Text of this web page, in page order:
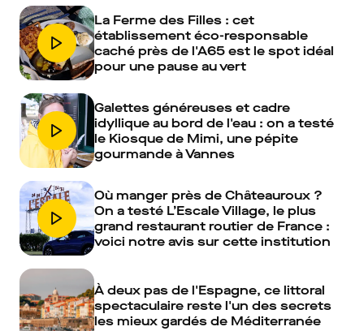
La Ferme des Filles : cet
établissement éco-responsable
caché près de l'A65 est le spot idéal
pour une pause au vert
Galettes généreuses et cadre
idyllique au bord de l'eau : on a testé
le Kiosque de Mimi, une pépite
gourmande à Vannes
Où manger près de Châteauroux ?
On a testé L’Escale Village, le plus
grand restaurant routier de France :
voici notre avis sur cette institution
À deux pas de l'Espagne, ce littoral
spectaculaire reste l'un des secrets
les mieux gardés de Méditerranée